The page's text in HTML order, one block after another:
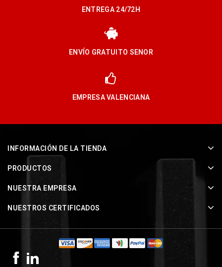
ENTREGA 24/72H
ENVÍO GRATUITO SENOR
EMPRESA VALENCIANA
INFORMACIÓN DE LA TIENDA
PRODUCTOS
NUESTRA EMPRESA
NUESTROS CERTIFICADOS